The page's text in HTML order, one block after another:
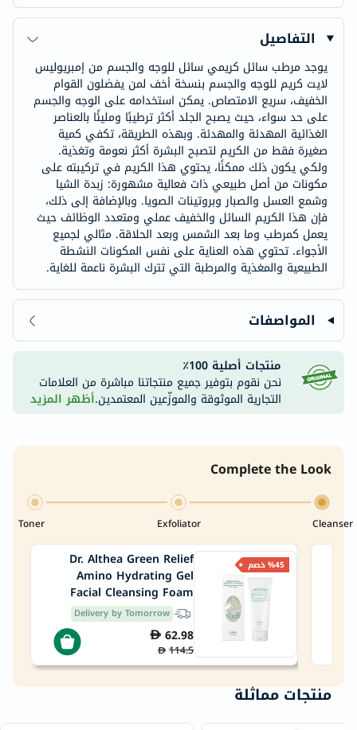
التفاصيل
يوجد مرطب سائل كريمي سائل للوجه والجسم من إمبريوليس
لايت كريم للوجه والجسم بنسخة أخف لمن يفضلون القوام
الخفيف، سريع الامتصاص. يمكن استخدامه على الوجه والجسم
على حد سواء، حيث يصبح الجلد أكثر ترطيبًا ومليئًا بالعناصر
الغذائية المهدئة والمهدئة. وبهذه الطريقة، تكفي كمية
صغيرة فقط من الكريم لتصبح البشرة أكثر نعومة وتغذية.
ولكي يكون ذلك ممكنًا، يحتوي هذا الكريم في تركيبته على
مكونات من أصل طبيعي ذات فعالية مشهورة: زبدة الشيا
وشمع العسل والصبار وبروتينات الصويا. وبالإضافة إلى ذلك،
فإن هذا الكريم السائل والخفيف عملي ومتعدد الوظائف حيث
يعمل كمرطب وما بعد الشمس وبعد الحلاقة. مثالي لجميع
الأجواء. تحتوي هذه العناية على نفس المكونات النشطة
الطبيعية والمغذية والمرطبة التي تترك البشرة ناعمة للغاية.
المواصفات
منتجات أصلية 100٪
نحن نقوم بتوفير جميع منتجاتنا مباشرة من العلامات
التجارية الموثوقة والموزّعين المعتمدين.أظهر المزيد
Complete the Look
Cleanser
Exfoliator
Toner
%45 خصم Dr. Althea Green Relief
Amino Hydrating Gel
Facial Cleansing Foam
100ml
Delivery by Tomorrow
62.98
114.5
منتجات مماثلة